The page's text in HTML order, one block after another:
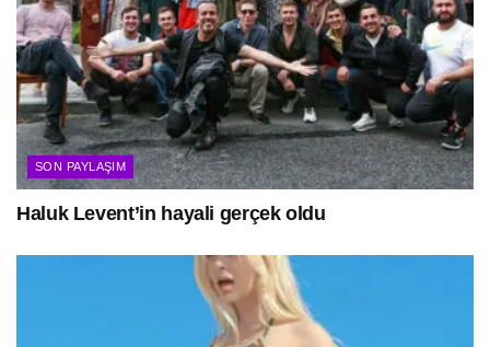
SON PAYLAŞIM
Haluk Levent’in hayali gerçek oldu